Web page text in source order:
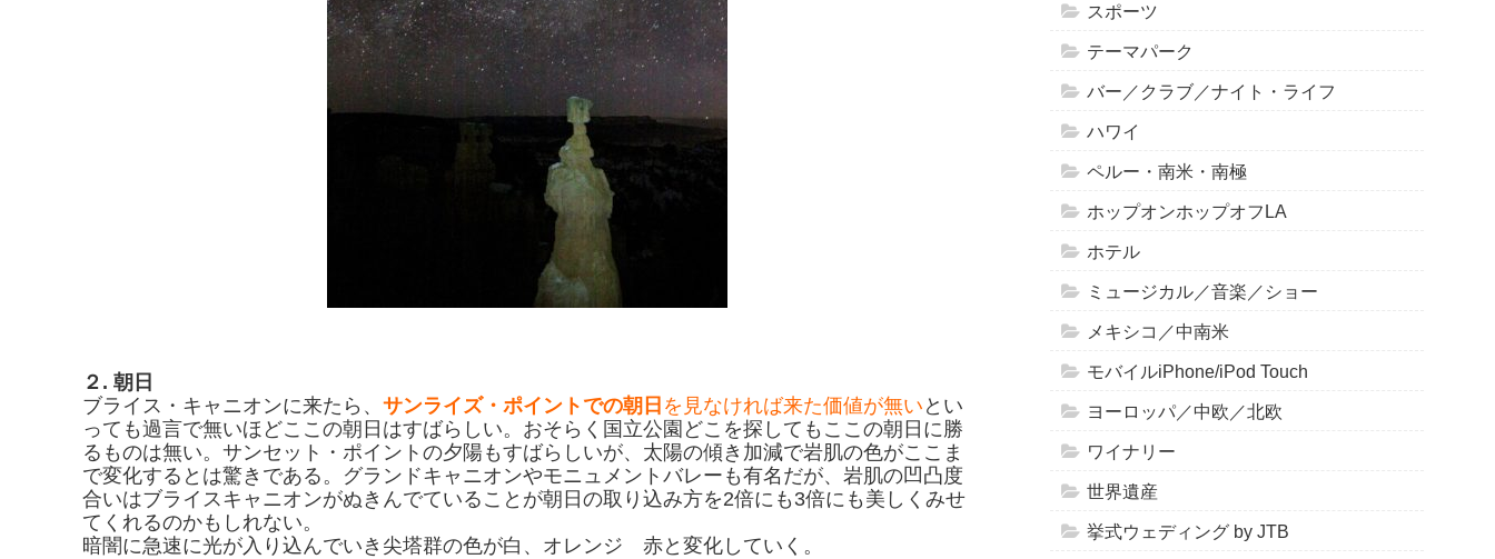
２. 朝日
ブライス・キャニオンに来たら、 サンライズ・ポイントでの朝日 を見なければ来た価値が無い とい
っても過言で無いほどここの朝日はすばらしい。おそらく国立公園どこを探してもここの朝日に勝
るものは無い。サンセット・ポイントの夕陽もすばらしいが、太陽の傾き加減で岩肌の色がここま
で変化するとは驚きである。グランドキャニオンやモニュメントバレーも有名だが、岩肌の凹凸度
合いはブライスキャニオンがぬきんでていることが朝日の取り込み方を2倍にも3倍にも美しくみせ
てくれるのかもしれない。
暗闇に急速に光が入り込んでいき尖塔群の色が白、オレンジ 赤と変化していく。
スポーツ
テーマパーク
バー／クラブ／ナイト・ライフ
ハワイ
ペルー・南米・南極
ホップオンホップオフLA
ホテル
ミュージカル／音楽／ショー
メキシコ／中南米
モバイルiPhone/iPod Touch
ヨーロッパ／中欧／北欧
ワイナリー
世界遺産
挙式ウェディング by JTB